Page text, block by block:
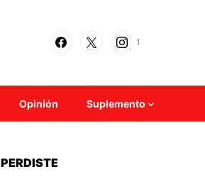
1
Opinión Suplemento